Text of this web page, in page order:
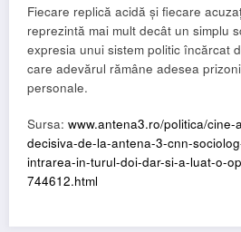
Fiecare replică acidă și fiecare
reprezintă mai mult decât un simplu
expresia unui sistem politic încărcat
care adevărul rămâne adesea
personale.
Sursa: www.antena3.ro/politica/
decisiva-de-la-antena-3-cnn-
intrarea-in-turul-doi-dar-si-a-luat-o-
744612.html